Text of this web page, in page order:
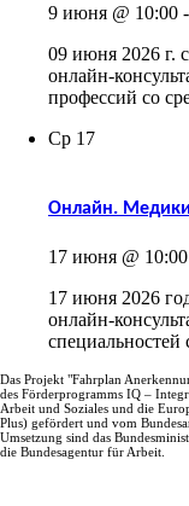
9 июня @ 10:00 -
09 июня 2026 г.
онлайн-
профессий со
Ср 17
Онлайн.
17 июня @ 10:00
17 июня 2026
онлайн-
Das Projekt "Fahrplan
des Förderprogramms IQ –
Arbeit und Soziales und die
Plus) gefördert und vom
Umsetzung sind das
die Bundesagentur für Arbeit.